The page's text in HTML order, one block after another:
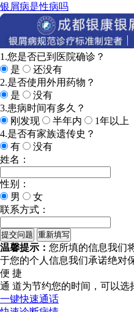
银屑病是性病吗
1.您是否已到医院确诊？
是
还没有
2.是否使用外用药物？
是
没有
3.患病时间有多久？
刚发现
半年内
1年以上
4.是否有家族遗传史？
有
没有
姓名：
性别：
男
女
联系方式：
温馨提示： 您所填的信息我们
于您的个人信息我们承诺绝对
便 捷
通 道为节约您的时间，可以选
一键快速通话